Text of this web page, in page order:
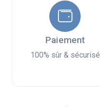
Paiement
100% sûr & sécurisé